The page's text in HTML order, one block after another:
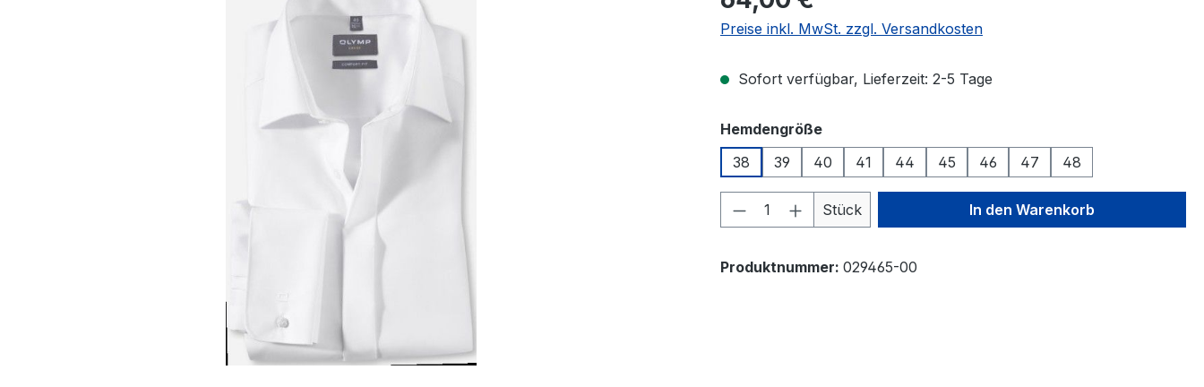
Preise inkl. MwSt. zzgl. Versandkosten
Sofort verfügbar, Lieferzeit: 2-5 Tage
Hemdengrößeauswählen
38
39 40 41 44 45 46 47 48
Produkt Anzahl: Gib den gewünschten Wert
Stück In den Warenkorb
Produktnummer: 029465-00